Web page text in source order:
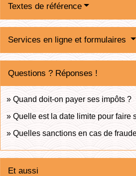
Textes de référence
Services en ligne et formulaires
Questions ? Réponses !
Quand doit-on payer ses impôts ?
Quelle est la date limite pour faire
Quelles sanctions en cas de
Et aussi